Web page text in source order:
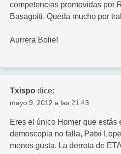
competencias promovidas por
Basagoiti. Queda mucho por
Aurrera Bolie!
Txispo dice:
mayo 9, 2012 a las 21:43
Eres el único Homer que estás
demoscopia no falla, Patxi
menos gusta. La derrota de